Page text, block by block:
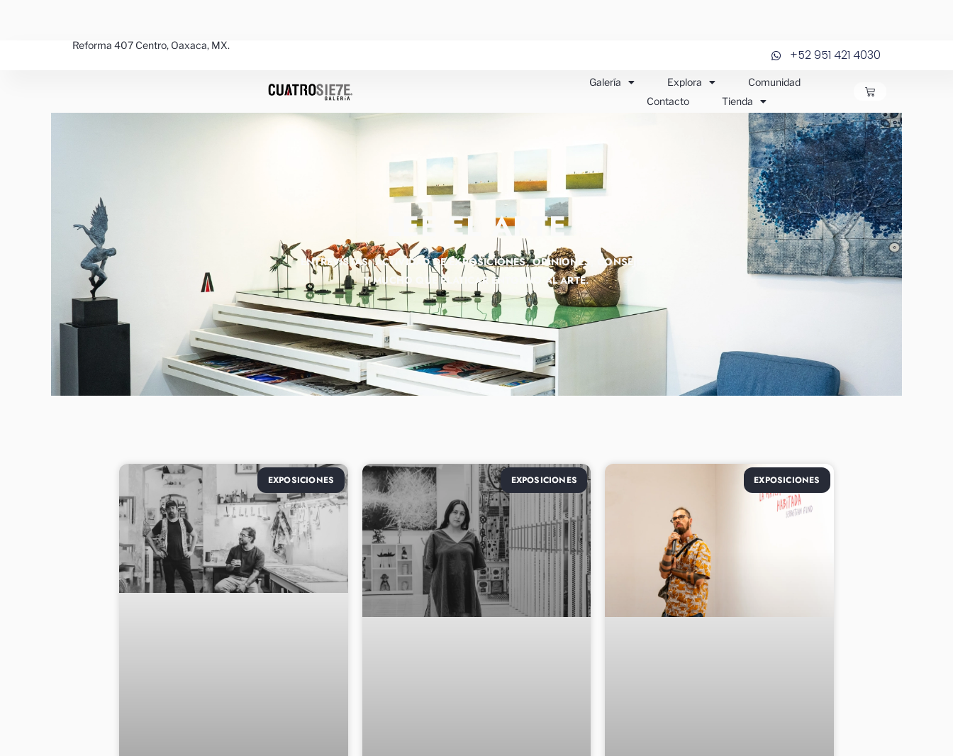
Reforma 407 Centro, Oaxaca, MX.
+52 951 421 4030
Galería Explora
Comunidad
Contacto
Tienda CARRITO
LEE EL ARTE
ENTREVISTAS, ACTIVIDAD DE EXPOSICIONES, OPINIONES, CONSEJOS
Y MUCHO QUE PLATICAR ENTORNO AL ARTE.
EXPOSICIONES EXPOSICIONES EXPOSICIONES